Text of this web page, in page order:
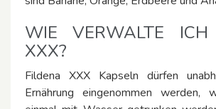
WIE VERWALTE ICH
XXX?
Fildena XXX Kapseln dürfen
Ernährung eingenommen werden,